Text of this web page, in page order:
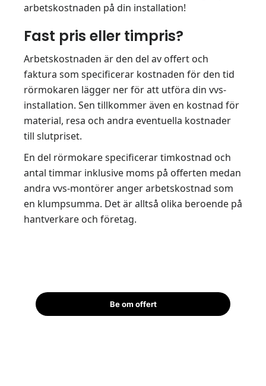
arbetskostnaden på din installation!
Fast pris eller timpris?
Arbetskostnaden är den del av offert och
faktura som specificerar kostnaden för den tid
rörmokaren lägger ner för att utföra din vvs-
installation. Sen tillkommer även en kostnad för
material, resa och andra eventuella kostnader
till slutpriset.
En del rörmokare specificerar timkostnad och
antal timmar inklusive moms på offerten medan
andra vvs-montörer anger arbetskostnad som
en klumpsumma. Det är alltså olika beroende på
hantverkare och företag.
Be om offert